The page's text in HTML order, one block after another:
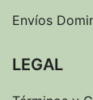
Envíos
LEGAL